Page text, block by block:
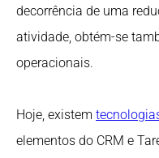
decorrência de uma
atividade, obtém-se
operacionais.
Hoje, existem
elementos do CRM e